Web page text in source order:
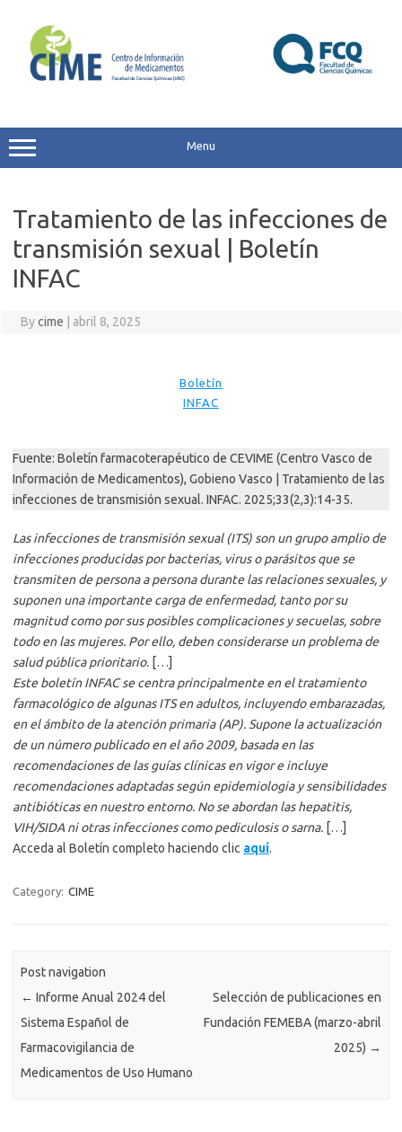
content
Menu
Tratamiento de las infecciones de
transmisión sexual | Boletín
INFAC
Bycime abril 8, 2025
Boletín
INFAC
Fuente: Boletín farmacoterapéutico de CEVIME (Centro Vasco de
Información de Medicamentos), Gobieno Vasco | Tratamiento de las
infecciones de transmisión sexual. INFAC. 2025;33(2,3):14-35.
Las infecciones de transmisión sexual (ITS) son un grupo amplio de
infecciones producidas por bacterias, virus o parásitos que se
transmiten de persona a persona durante las relaciones sexuales, y
suponen una importante carga de enfermedad, tanto por su
magnitud como por sus posibles complicaciones y secuelas, sobre
todo en las mujeres. Por ello, deben considerarse un problema de
salud pública prioritario. […]
Este boletín INFAC se centra principalmente en el tratamiento
farmacológico de algunas ITS en adultos, incluyendo embarazadas,
en el ámbito de la atención primaria (AP). Supone la actualización
de un número publicado en el año 2009, basada en las
recomendaciones de las guías clínicas en vigor e incluye
recomendaciones adaptadas según epidemiologia y sensibilidades
antibióticas en nuestro entorno. No se abordan las hepatitis,
VIH/SIDA ni otras infecciones como pediculosis o sarna. […]
Acceda al Boletín completo haciendo clic aquí.
Category: CIME
Post navigation
← Informe Anual 2024 del
Sistema Español de
Farmacovigilancia de
Medicamentos de Uso Humano
Selección de publicaciones en
Fundación FEMEBA (marzo-abril
2025) →